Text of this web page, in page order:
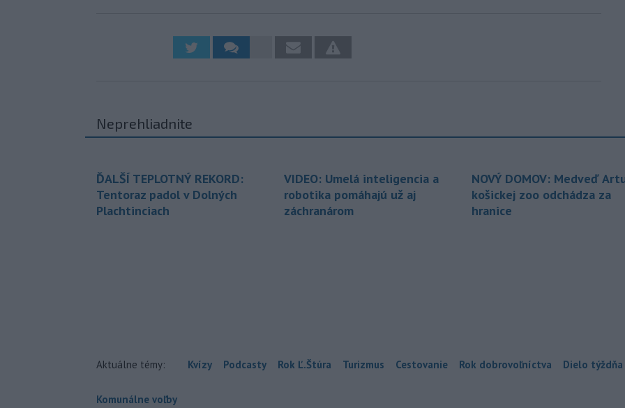
Neprehliadnite
ĎALŠÍ TEPLOTNÝ REKORD:
Tentoraz padol v Dolných
Plachtinciach
VIDEO: Umelá inteligencia a
robotika pomáhajú už aj
záchranárom
NOVÝ DOMOV: Medveď
košickej zoo odchádza za
hranice
Aktuálne témy: Kvízy Podcasty Rok Ľ.Štúra Turizmus Cestovanie Rok dobrovoľníctva Dielo týždňa
Komunálne voľby